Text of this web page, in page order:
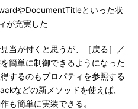
やDocumentTitleといった状
が充実した
当が付くと思うが、［戻る］／
簡単に制御できるようになった
するのもプロパティを参照する
などの新メソッドを使えば、
も簡単に実装できる。